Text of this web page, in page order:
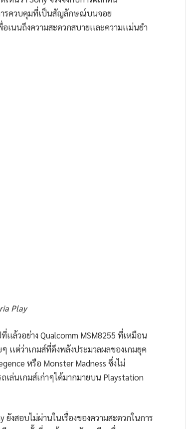
ารควบคุมที่เป็นสัญลักษณ์บนจอย
นนถึงความสะดวกสบายเเละความเเม่นยำ
Play
เล้วอย่าง Qualcomm MSM8255 ที่เหมือน
เเต่ว่าเกมส์ที่ดึงพลังประมวลผลของเกมยุค
หรือ Monster Madness ซึ่งไม่
ถเล่นเกมส์เก่าๆได้มากมายบน Playstation
ยังสอบไม่ผ่านในเรื่องของความสะดวกในการ